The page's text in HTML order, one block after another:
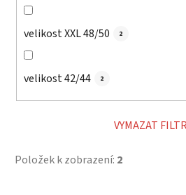
velikost XXL 48/50 2
velikost 42/44 2
VYMAZAT
Položek k zobrazení: 2